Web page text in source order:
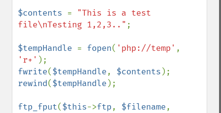
$contents = "This is a test
file\nTesting 1,2,3.." ;
$tempHandle = fopen( 'php://temp'
'r+'
fwrite($tempHandle, $contents
rewind($tempHandle );
ftp_fput($this->ftp, $filename